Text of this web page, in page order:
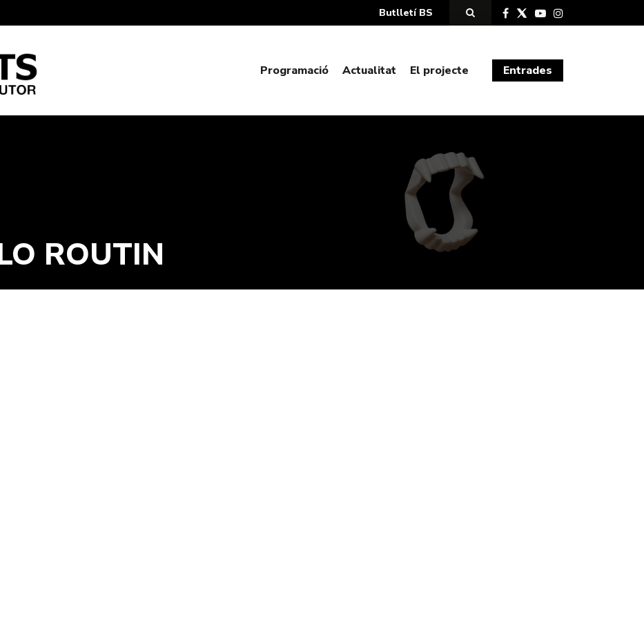
Butlletí BS
Programació Actualitat El projecte Entrades
ROUTIN